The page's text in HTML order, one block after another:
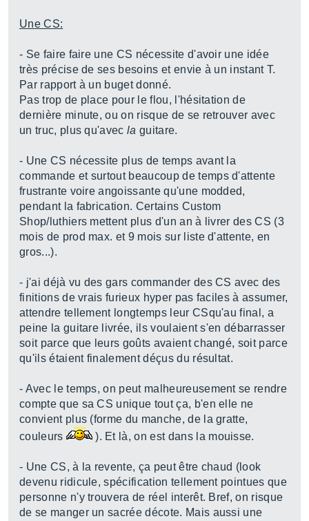
Une CS:
- Se faire faire une CS nécessite d'avoir une idée
très précise de ses besoins et envie à un instant T.
Par rapport à un buget donné.
Pas trop de place pour le flou, l'hésitation de
dernière minute, ou on risque de se retrouver avec
un truc, plus qu'avecla guitare.
- Une CS nécessite plus de temps avant la
commande et surtout beaucoup de temps d'attente
frustrante voire angoissante qu'une modded,
pendant la fabrication. Certains Custom
Shop/luthiers mettent plus d'un an à livrer des CS (3
mois de prod max. et 9 mois sur liste d'attente, en
gros...).
- j'ai déjà vu des gars commander des CS avec des
finitions de vrais furieux hyper pas faciles à assumer,
attendre tellement longtemps leur CSqu'au final, a
peine la guitare livrée, ils voulaient s'en débarrasser
soit parce que leurs goûts avaient changé, soit parce
qu'ils étaient finalement déçus du résultat.
- Avec le temps, on peut malheureusement se rendre
compte que sa CS unique tout ça, b'en elle ne
convient plus (forme du manche, de la gratte,
couleurs
). Et là, on est dans la mouisse.
- Une CS, à la revente, ça peut être chaud (look
devenu ridicule, spécification tellement pointues que
personne n'y trouvera de réel interêt. Bref, on risque
de se manger un sacrée décote. Mais aussi une